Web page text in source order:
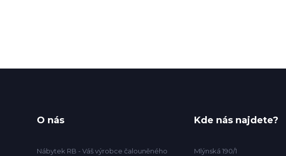
O nás
Nábytek RB - Váš výrobce čalouněného
Kde nás najdete?
Mlýnská 190/1